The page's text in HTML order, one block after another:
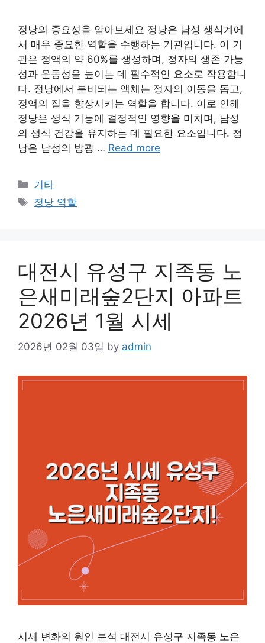
정낭의 중요성을 알아보세요 정낭은 남성 생식계에
서 매우 중요한 역할을 수행하는 기관입니다. 이 기
관은 정액의 약 60%를 생성하며, 정자의 생존 가능
성과 운동성을 높이는 데 필수적인 요소로 작용합니
다. 정낭에서 분비되는 액체는 정자의 이동을 돕고,
정액의 질을 향상시키는 역할을 합니다. 이로 인해
정낭은 생식 기능에 결정적인 영향을 미치며, 남성
의 생식 건강을 유지하는 데 필요한 요소입니다. 정
낭은 남성의 방광 … Read more
Categories
기타
Tags
정낭 역할
대전시 유성구 지족동 노
은새미래숲2단지 아파트
2026년 1월 시세
2026년 02월 03일 by admin
시세 변화의 원인 분석 대전시 유성구 지족동 노은